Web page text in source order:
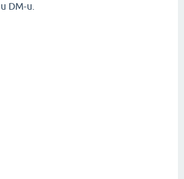
DM-u.